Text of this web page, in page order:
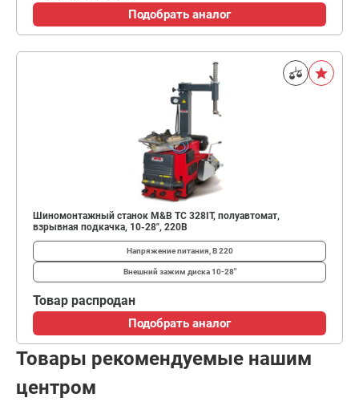
Подобрать аналог
Шиномонтажный станок M&B TC 328IT, полуавтомат,
взрывная подкачка, 10-28", 220В
Напряжение питания, В220
Внешний зажим диска10-28"
Товар распродан
Подобрать аналог
Товары рекомендуемые нашим
центром